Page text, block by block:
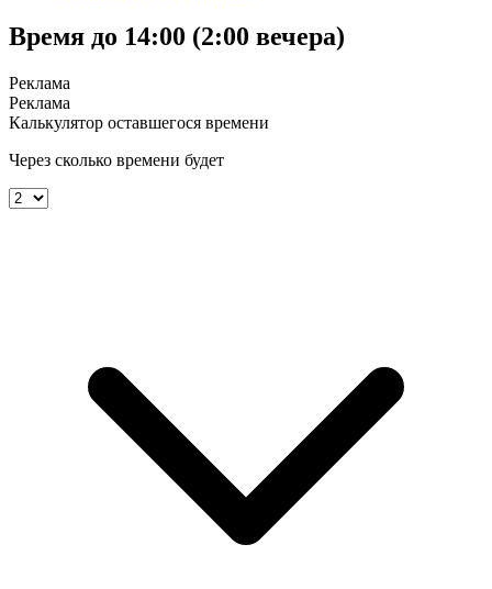
Время до 14:00 (2:00 вечера)
Калькулятор оставшегося времени
Через сколько времени будет